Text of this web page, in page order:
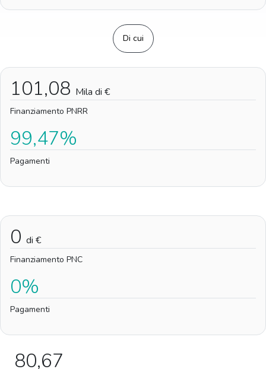
Di cui
101,08 Mila di €
Finanziamento PNRR
99,47%
Pagamenti
0 di €
Finanziamento PNC
0%
Pagamenti
80,67